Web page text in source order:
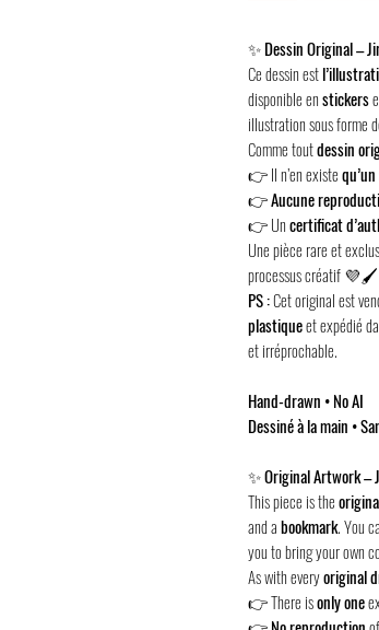
✨Dessin Original –
Ce dessin est
disponible enstickers
illustration sous forme
Comme toutdessin
👉 Il n’en existe
👉Aucune
👉 Uncertificat
Une pièce rare et
processus créatif 💜🖌️
PS :Cet original est
plastiqueet expédié
et irréprochable.
Hand-drawn • No AI
Dessiné à la main •
✨Original Artwork –
This piece is the
and abookmark. You
you to bring your own
As with everyoriginal
👉 There isonly one